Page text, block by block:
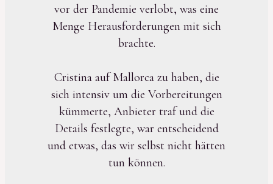
vor der Pandemie verlobt, was eine
Menge Herausforderungen mit sich
brachte.
Cristina auf Mallorca zu haben, die
sich intensiv um die Vorbereitungen
kümmerte, Anbieter traf und die
Details festlegte, war entscheidend
und etwas, das wir selbst nicht hätten
tun können.